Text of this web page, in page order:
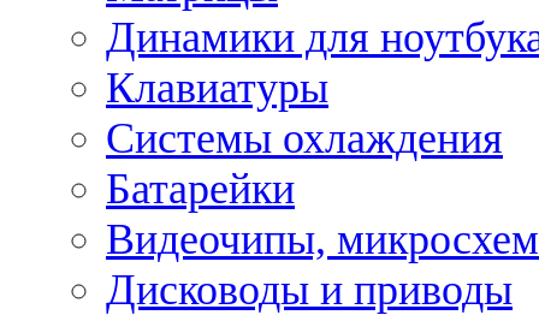
Динамики для
Клавиатуры
Системы охлаждения
Батарейки
Видеочипы,
Дисководы и приводы